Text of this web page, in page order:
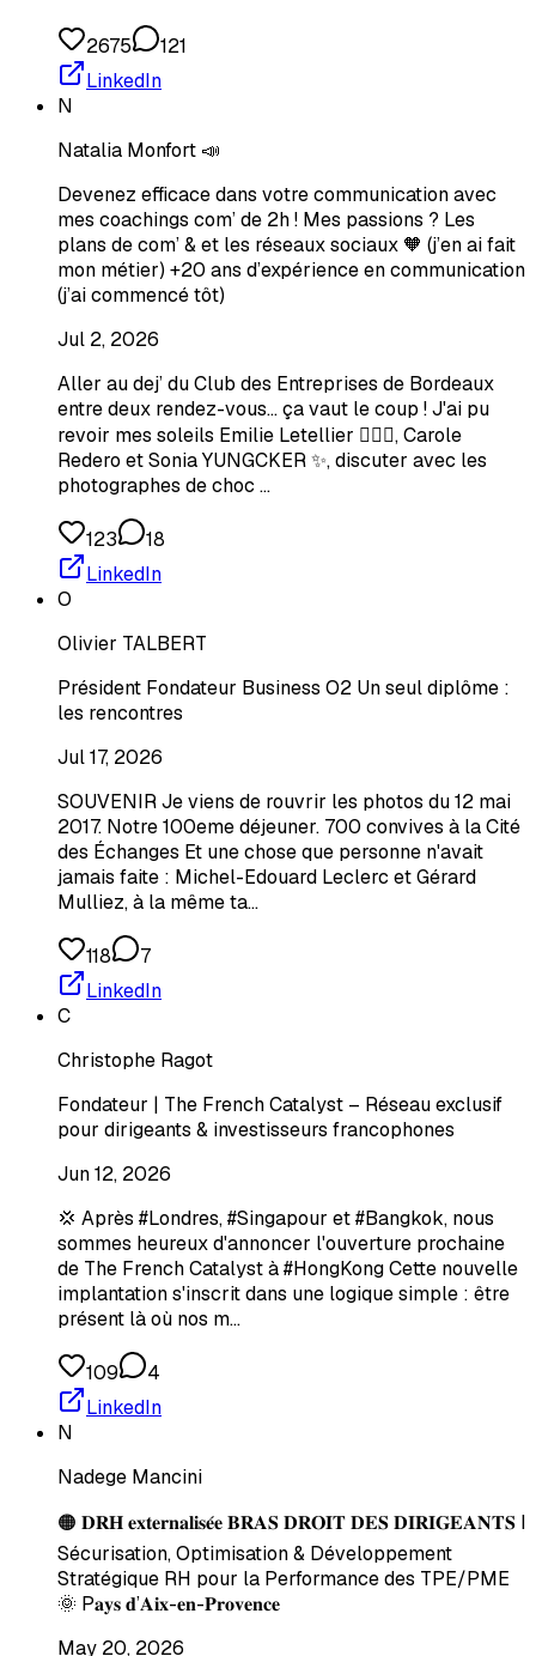
2675
121
LinkedIn
N
Natalia Monfort 📣
Devenez efficace dans votre communication avec
mes coachings com’ de 2h ! Mes passions ? Les
plans de com’ & et les réseaux sociaux 🧡 (j’en ai fait
mon métier) +20 ans d’expérience en communication
(j’ai commencé tôt)
Jul 2, 2026
Aller au dej’ du Club des Entreprises de Bordeaux
entre deux rendez-vous… ça vaut le coup ! J'ai pu
revoir mes soleils Emilie Letellier 🧚🏼‍♂️, Carole
Redero et Sonia YUNGCKER ✨, discuter avec les
photographes de choc …
123
18
LinkedIn
O
Olivier TALBERT
Président Fondateur Business O2 Un seul diplôme :
les rencontres
Jul 17, 2026
SOUVENIR Je viens de rouvrir les photos du 12 mai
2017. Notre 100eme déjeuner. 700 convives à la Cité
des Échanges Et une chose que personne n'avait
jamais faite : Michel-Edouard Leclerc et Gérard
Mulliez, à la même ta…
118
7
LinkedIn
C
Christophe Ragot
Fondateur | The French Catalyst – Réseau exclusif
pour dirigeants & investisseurs francophones
Jun 12, 2026
💢 Après #Londres, #Singapour et #Bangkok, nous
sommes heureux d'annoncer l'ouverture prochaine
de The French Catalyst à #HongKong Cette nouvelle
implantation s'inscrit dans une logique simple : être
présent là où nos m…
109
4
LinkedIn
N
Nadege Mancini
🟠 𝐃𝐑𝐇 𝐞𝐱𝐭𝐞𝐫𝐧𝐚𝐥𝐢𝐬𝐞́𝐞 𝐁𝐑𝐀𝐒 𝐃𝐑𝐎𝐈𝐓 𝐃𝐄𝐒 𝐃𝐈𝐑𝐈𝐆𝐄𝐀𝐍𝐓𝐒 I
Sécurisation, Optimisation & Développement
Stratégique RH pour la Performance des TPE/PME
🌞 P𝐚𝐲𝐬 𝐝’𝐀𝐢𝐱-𝐞𝐧-𝐏𝐫𝐨𝐯𝐞𝐧𝐜𝐞
May 20, 2026